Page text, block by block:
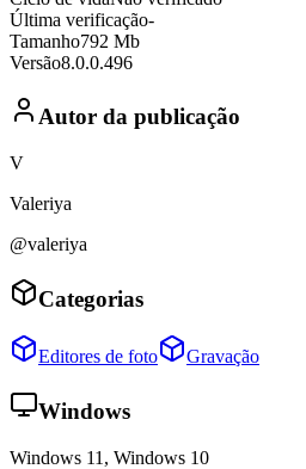
Última verificação-
Tamanho792 Mb
Versão8.0.0.496
Autor da publicação
V
Valeriya
@valeriya
Categorias
Editores de foto Gravação
Windows
Windows 11, Windows 10